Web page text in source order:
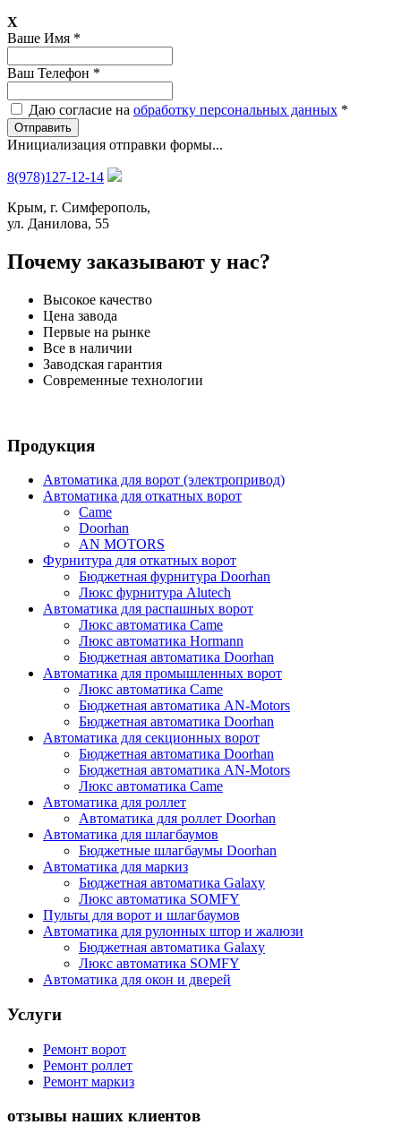
X
Ваше Имя *
Ваш Телефон *
Даю согласие на обработку персональных данных *
Отправить
Инициализация отправки формы...
8(978)127-12-14
Крым, г. Симферополь,
ул. Данилова, 55
Почему заказывают у нас?
Высокое качество
Цена завода
Первые на рынке
Все в наличии
Заводская гарантия
Современные технологии
Продукция
Автоматика для ворот (электропривод)
Автоматика для откатных ворот
Came
Doorhan
AN MOTORS
Фурнитура для откатных ворот
Бюджетная фурнитура Doorhan
Люкс фурнитура Alutech
Автоматика для распашных ворот
Люкс автоматика Came
Люкс автоматика Hormann
Бюджетная автоматика Doorhan
Автоматика для промышленных ворот
Люкс автоматика Came
Бюджетная автоматика AN-Motors
Бюджетная автоматика Doorhan
Автоматика для секционных ворот
Бюджетная автоматика Doorhan
Бюджетная автоматика AN-Motors
Люкс автоматика Came
Автоматика для роллет
Автоматика для роллет Doorhan
Автоматика для шлагбаумов
Бюджетные шлагбаумы Doorhan
Автоматика для маркиз
Бюджетная автоматика Galaxy
Люкс автоматика SOMFY
Пульты для ворот и шлагбаумов
Автоматика для рулонных штор и жалюзи
Бюджетная автоматика Galaxy
Люкс автоматика SOMFY
Автоматика для окон и дверей
Услуги
Ремонт ворот
Ремонт роллет
Ремонт маркиз
отзывы наших клиентов